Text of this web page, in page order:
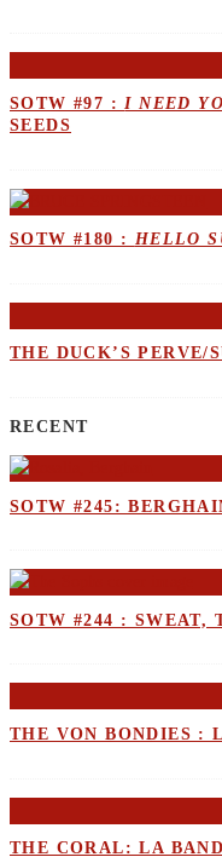
SOTW #97 : I NEED
SEEDS
SOTW #180 : HELLO
THE DUCK’S PERVE/
RECENT
SOTW #245:
SOTW #244 : SWEAT,
THE VON BONDIES :
THE CORAL: LA